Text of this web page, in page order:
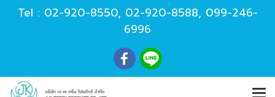
Tel : 02-920-8550, 02-920-8588, 099-246-
6996